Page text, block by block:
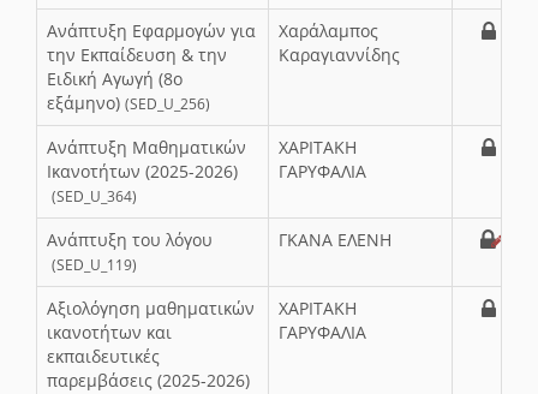
Ανάπτυξη Εφαρμογών για
την Εκπαίδευση & την
Ειδική Αγωγή (8ο
εξάμηνο) (SED_U_256)
Χαράλαμπος
Καραγιαννίδης
Ανάπτυξη Μαθηματικών
Ικανοτήτων (2025-2026)
(SED_U_364)
ΧΑΡΙΤΑΚΗ
ΓΑΡΥΦΑΛΙΑ
Ανάπτυξη του λόγου
(SED_U_119)
ΓΚΑΝΑ ΕΛΕΝΗ
Αξιολόγηση μαθηματικών
ικανοτήτων και
εκπαιδευτικές
παρεμβάσεις (2025-2026)
ΧΑΡΙΤΑΚΗ
ΓΑΡΥΦΑΛΙΑ